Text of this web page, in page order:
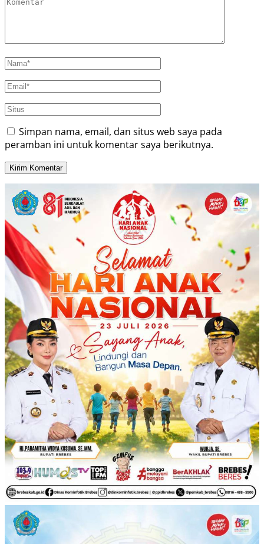
Simpan nama, email, dan situs web saya pada
peramban ini untuk komentar saya berikutnya.